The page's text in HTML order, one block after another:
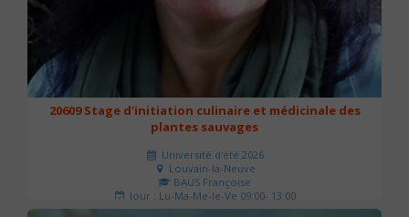
20609 Stage d'initiation culinaire et médicinale des
plantes sauvages
Université d'été 2026
Louvain-la-Neuve
BAUS Françoise
Jour : Lu-Ma-Me-Je-Ve 09:00- 13:00
Nombre de séances : 3